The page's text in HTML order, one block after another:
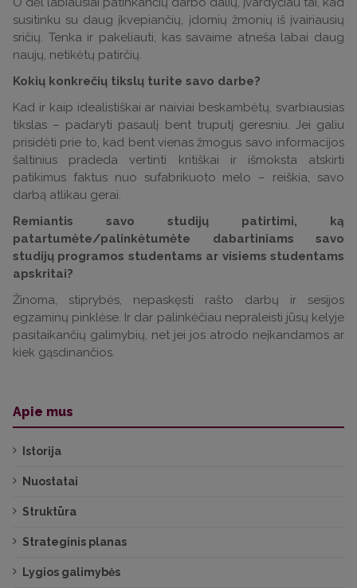
susitinku su daug įkvepiančių, įdomių žmonių iš įvairiausių
sričių. Tenka ir pakeliauti, kas savaime atneša labai daug
naujų, netikėtų patirčių.
Kokių konkrečių tikslų turite savo darbe?
Kad ir kaip idealistiškai ar naiviai beskambėtų, svarbiausias
tikslas – padaryti pasaulį bent truputį geresniu. Jei galiu
prisidėti prie to, kad bent vienas žmogus savo informacijos
šaltinius pradeda vertinti kritiškai ir išmoksta atskirti
patikimus faktus nuo sufabrikuoto melo – reiškia, savo
darbą atlikau gerai.
Remiantis savo studijų patirtimi, ką
patartumėte/palinkėtumėte dabartiniams savo
studijų programos studentams ar visiems studentams
apskritai?
Žinoma, stiprybės, nepaskęsti rašto darbų ir sesijos
egzaminų pinklėse. Ir dar palinkėčiau nepraleisti jūsų kelyje
pasitaikančių galimybių, net jei jos atrodo neįkandamos ar
kiek gąsdinančios.
Apie mus
Istorija
Nuostatai
Struktūra
Strateginis planas
Lygios galimybės